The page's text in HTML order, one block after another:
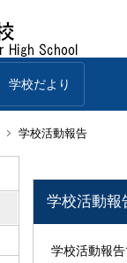
学校だより
学校活動報告
学校活動報
学校活動報告